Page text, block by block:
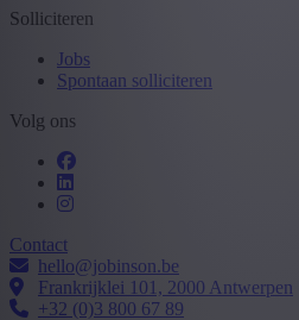
Solliciteren
Jobs
Spontaan solliciteren
Volg ons
Contact
hello@jobinson.be
Frankrijklei 101, 2000 Antwerpen
+32 (0)3 800 67 89